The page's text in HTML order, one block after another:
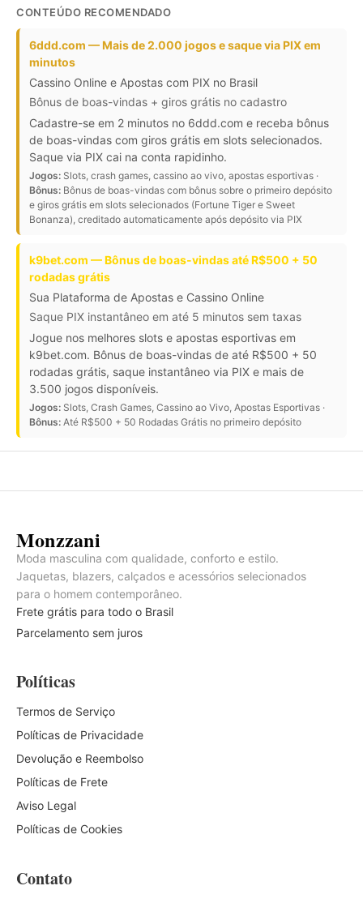
CONTEÚDO RECOMENDADO
6ddd.com — Mais de 2.000 jogos e saque via PIX em
minutos
Cassino Online e Apostas com PIX no Brasil
Bônus de boas-vindas + giros grátis no cadastro
Cadastre-se em 2 minutos no 6ddd.com e receba bônus
de boas-vindas com giros grátis em slots selecionados.
Saque via PIX cai na conta rapidinho.
Jogos: Slots, crash games, cassino ao vivo, apostas esportivas ·
Bônus: Bônus de boas-vindas com bônus sobre o primeiro depósito
e giros grátis em slots selecionados (Fortune Tiger e Sweet
Bonanza), creditado automaticamente após depósito via PIX
k9bet.com — Bônus de boas-vindas até R$500 + 50
rodadas grátis
Sua Plataforma de Apostas e Cassino Online
Saque PIX instantâneo em até 5 minutos sem taxas
Jogue nos melhores slots e apostas esportivas em
k9bet.com. Bônus de boas-vindas de até R$500 + 50
rodadas grátis, saque instantâneo via PIX e mais de
3.500 jogos disponíveis.
Jogos: Slots, Crash Games, Cassino ao Vivo, Apostas Esportivas ·
Bônus: Até R$500 + 50 Rodadas Grátis no primeiro depósito
Monzzani
Moda masculina com qualidade, conforto e estilo.
Jaquetas, blazers, calçados e acessórios selecionados
para o homem contemporâneo.
Frete grátis para todo o Brasil
Parcelamento sem juros
Políticas
Termos de Serviço
Políticas de Privacidade
Devolução e Reembolso
Políticas de Frete
Aviso Legal
Políticas de Cookies
Contato